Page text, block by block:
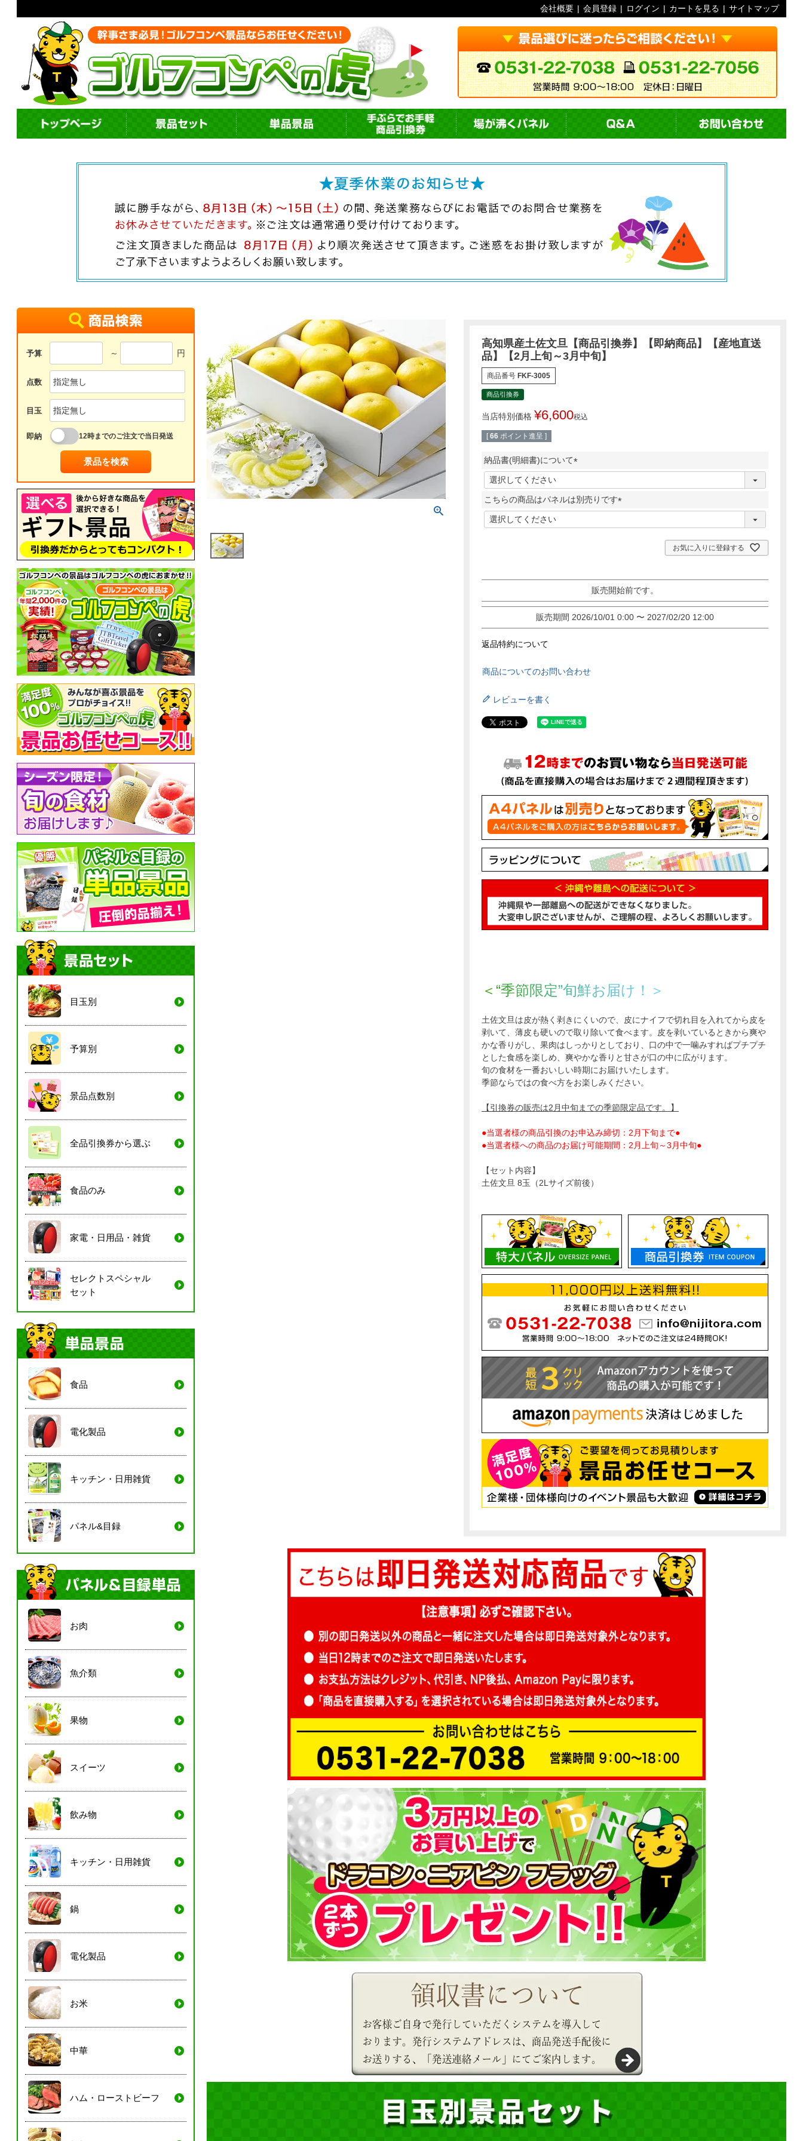
会社概要 | 会員登録 | ログイン | カートを見る | サイトマップ
予算 ～ 円
点数
目玉
即納 12時までのご注文で当日発送
景品を検索
目玉別
予算別
景品点数別
全品引換券から選ぶ
食品のみ
家電・日用品・雑貨
セレクトスペシャル
セット
食品
電化製品
キッチン・日用雑貨
パネル&目録
お肉
魚介類
果物
スイーツ
飲み物
キッチン・日用雑貨
鍋
電化製品
お米
中華
ハム・ローストビーフ
高知県産土佐文旦【商品引換券】【即納商品】【産地直送
品】【2月上旬～3月中旬】
商品番号 FKF-3005
商品引換券
当店特別価格 ¥6,600税込
[ 66 ポイント進呈 ]
納品書(明細書)について
必
須
)
こちらの商品はパネルは別売りです
必
お気に入りに登録する
販売開始前です。
販売期間 2026/10/01 0:00 〜 2027/02/20 12:00
返品特約について
商品についてのお問い合わせ
レビューを書く
＜ “季節限定”旬鮮お届け！ ＞
土佐文旦は皮が熱く剥きにくいので、皮にナイフで切れ目を入れてから皮を
剥いて、薄皮も硬いので取り除いて食べます。皮を剥いているときから爽や
かな香りがし、果肉はしっかりとしており、口の中で一噛みすればプチプチ
とした食感を楽しめ、爽やかな香りと甘さが口の中に広がります。
旬の食材を一番おいしい時期にお届けいたします。
季節ならではの食べ方をお楽しみください。
【引換券の販売は2月中旬までの季節限定品です。】
●当選者様の商品引換のお申込み締切：2月下旬まで●
●当選者様への商品のお届け可能期間：2月上旬～3月中旬●
【セット内容】
土佐文旦 8玉（2Lサイズ前後）